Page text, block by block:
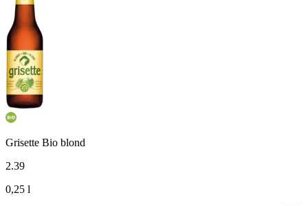
Grisette Bio blond
2.39
0,25 l